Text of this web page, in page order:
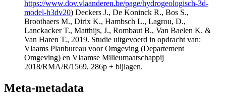
https://www.dov.vlaanderen.be/page/hydrogeologisch-3d-
model-h3dv20) Deckers J., De Koninck R., Bos S.,
Broothaers M., Dirix K., Hambsch L., Lagrou, D.,
Lanckacker T., Matthijs, J., Rombaut B., Van Baelen K. &
Van Haren T., 2019. Studie uitgevoerd in opdracht van:
Vlaams Planbureau voor Omgeving (Departement
Omgeving) en Vlaamse Milieumaatschappij
2018/RMA/R/1569, 286p + bijlagen.
Meta-metadata